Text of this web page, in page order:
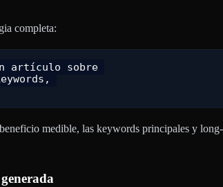
completa:
artículo sobre
medible, las keywords principales y